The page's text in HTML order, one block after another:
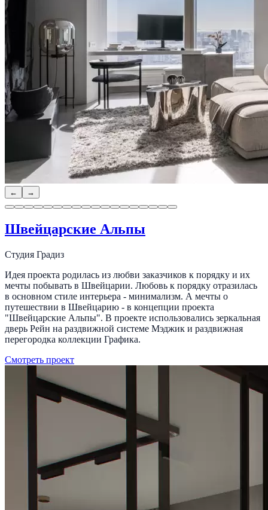
← →
Швейцарские Альпы
Студия Градиз
Идея проекта родилась из любви заказчиков к порядку и их
мечты побывать в Швейцарии. Любовь к порядку отразилась
в основном стиле интерьера - минимализм. А мечты о
путешествии в Швейцарию - в концепции проекта
"Швейцарские Альпы". В проекте использовались зеркальная
дверь Рейн на раздвижной системе Мэджик и раздвижная
перегородка коллекции Графика.
Смотреть проект